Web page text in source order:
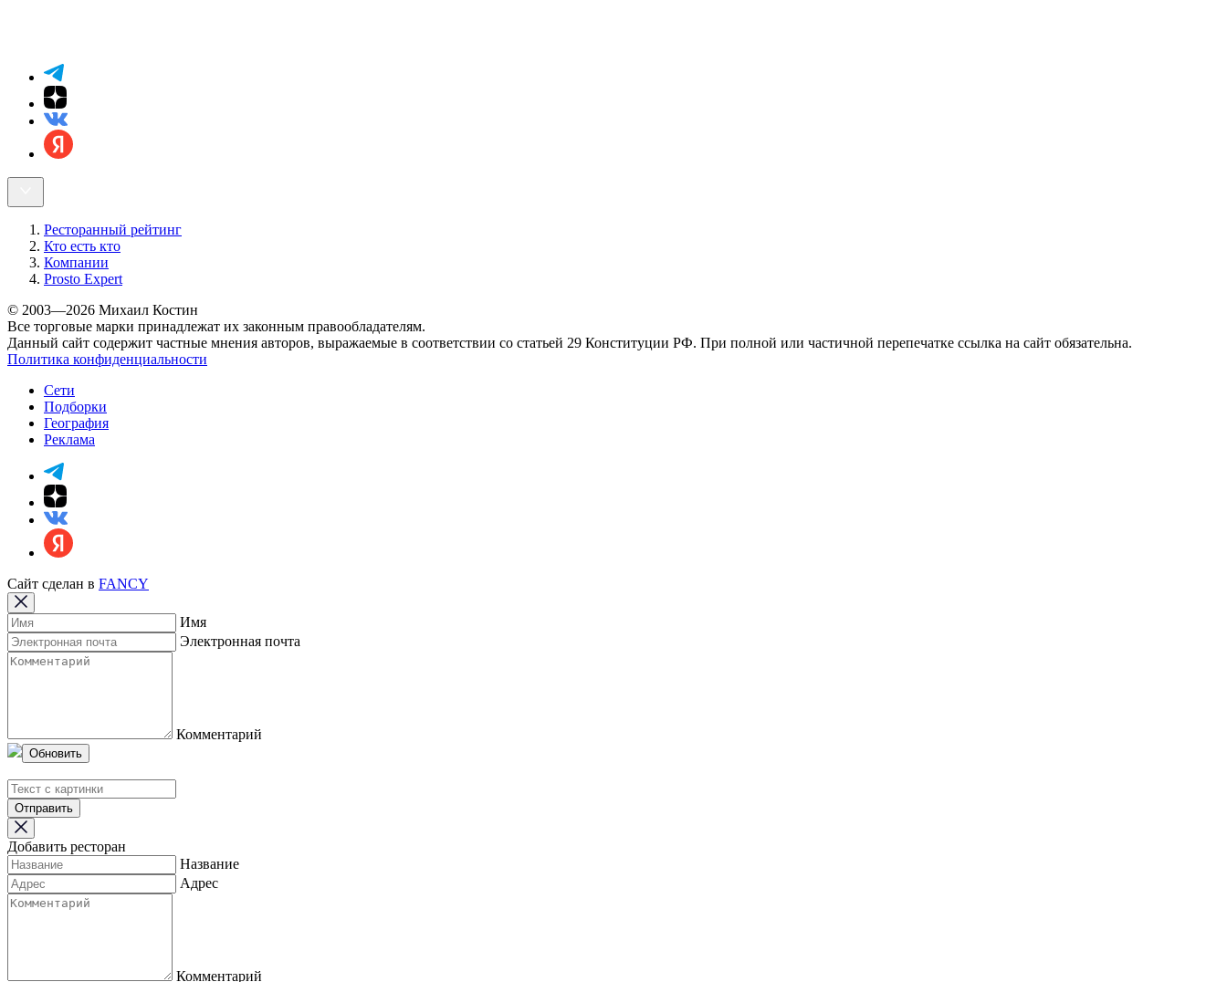
Ресторанный рейтинг
Кто есть кто
Компании
Prosto Expert
© 2003—2026 Михаил Костин
Все торговые марки принадлежат их законным правообладателям.
Данный сайт содержит частные мнения авторов, выражаемые в соответствии со статьей 29 Конституции РФ. При полной или частичной перепечатке ссылка на сайт обязательна.
Политика конфиденциальности
Сети
Подборки
География
Реклама
Сайт сделан в FANCY
Имя
Электронная почта
Комментарий
Обновить
Отправить
Добавить ресторан
Название
Адрес
Комментарий